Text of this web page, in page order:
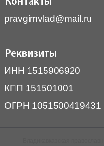
pravgimvlad@mail.ru
Реквизиты
ИНН 1515906920
КПП 151501001
ОГРН 1051500419431